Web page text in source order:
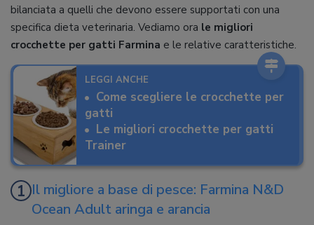
bilanciata a quelli che devono essere supportati con una
specifica dieta veterinaria. Vediamo ora le migliori
crocchette per gatti Farmina e le relative caratteristiche.
LEGGI ANCHE
Come scegliere le crocchette per
gatti
Le migliori crocchette per gatti
Trainer
Il migliore a base di pesce: Farmina N&D
Ocean Adult aringa e arancia